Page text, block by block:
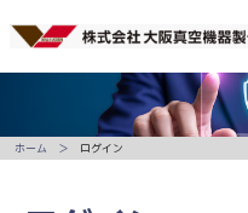
ホーム ログイン